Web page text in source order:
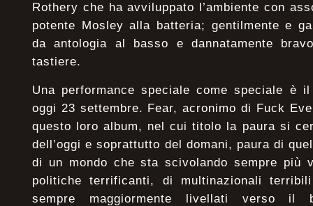
Rothery che ha avviluppato l’ambiente con
potente Mosley alla batteria; gentilmente e
da antologia al basso e dannatamente
tastiere.
Una performance speciale come speciale è
oggi 23 settembre. Fear, acronimo di Fuck
questo loro album, nel cui titolo la paura si
dell’oggi e soprattutto del domani, paura di
di un mondo che sta scivolando sempre più
politiche terrificanti, di multinazionali
sempre maggiormente livellati verso il